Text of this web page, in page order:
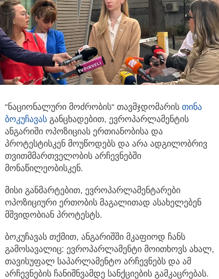
“ნაციონალური მოძრობის“ თავმჯდომარის თინა
ბოკუჩავას განცხადებით, ევროპარლამენტის
ანგარიში ოპოზიციას ერთიანობისა და
პროტესტისკენ მოუწოდებს და არა ადგილობრივ
თვითმმართველობის არჩევნებში
მონაწილეობისკენ.
მისი განმარტებით, ევროპარლამენტარები
ოპოზიციური ერთობის მაგალითად ასახელებენ
მშვიდობიან პროტესტს.
ბოკუჩავას თქმით, ანგარიშში მკაფიოდ ჩანს
გამოსავალიც: ევროპარლამენტი მოითხოვს ახალ,
თავისუფალ საპარლამენტო არჩევნებს და ამ
არჩევნების ჩანიშნვამდე სანქციების გამკაცრებას.